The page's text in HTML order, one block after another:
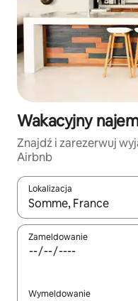
Wakacyjny
Znajdź i zarezerwuj
Airbnb
Lokalizacja
Gdy wyniki będą
Zameldowanie
Wymeldowanie